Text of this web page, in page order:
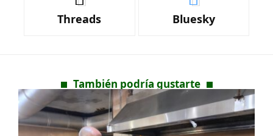
Threads Bluesky
También podría gustarte